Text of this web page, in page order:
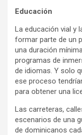
Educación
La educación vial y
formar parte de un
una duración
programas de
de idiomas. Y solo
ese proceso
para obtener una
Las carreteras,
escenarios de una
de dominicanos